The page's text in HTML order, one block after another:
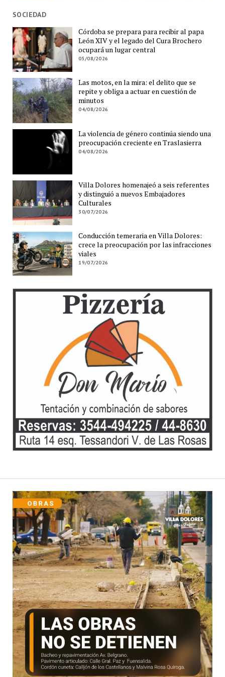
SOCIEDAD
Córdoba se prepara para recibir al papa
León XIV y el legado del Cura Brochero
ocupará un lugar central
05/08/2026
Las motos, en la mira: el delito que se
repite y obliga a actuar en cuestión de
minutos
04/08/2026
La violencia de género continúa siendo una
preocupación creciente en Traslasierra
04/08/2026
Villa Dolores homenajeó a seis referentes
y distinguió a nuevos Embajadores
Culturales
30/07/2026
Conducción temeraria en Villa Dolores:
crece la preocupación por las infracciones
viales
19/07/2026